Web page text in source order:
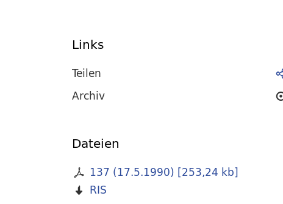
Links
Teilen
Archiv
Dateien
137 (17.5.1990) [253,24 kb]
RIS